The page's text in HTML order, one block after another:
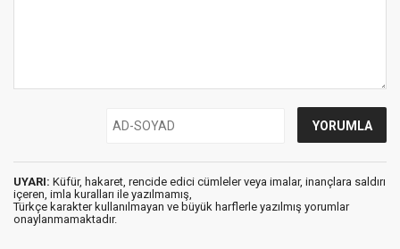
UYARI: Küfür, hakaret, rencide edici cümleler veya imalar, inançlara saldırı
içeren, imla kuralları ile yazılmamış,
Türkçe karakter kullanılmayan ve büyük harflerle yazılmış yorumlar
onaylanmamaktadır.